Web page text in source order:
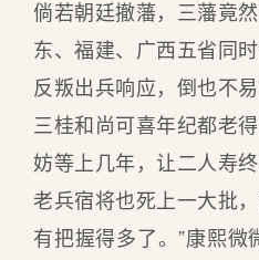
倘若朝廷撤藩，三藩竟
东、福建、广西五省同
反叛出兵响应，倒也不
三桂和尚可喜年纪都老
妨等上几年，让二人寿
老兵宿将也死上一大批
有把握得多了。”康熙微